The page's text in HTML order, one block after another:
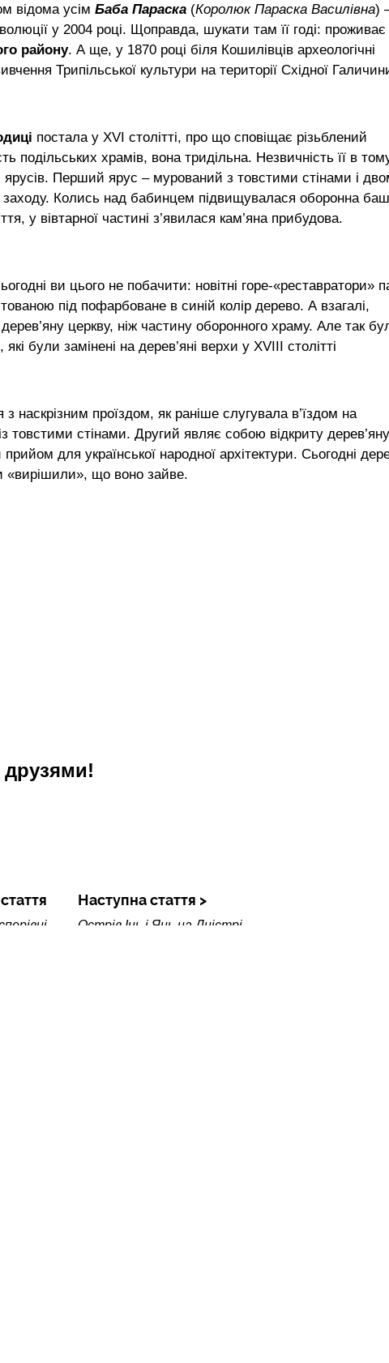
відома усім Баба Параска (Королюк Параска Василівна)
у 2004 році. Щоправда, шукати там її годі: проживає
району. А ще, у 1870 році біля Кошилівців археологічні
Трипільської культури на території Східної
постала у XVI столітті, про що сповіщає різьблений
подільських храмів, вона тридільна. Незвичність її в
Перший ярус – мурований з товстими стінами і
Колись над бабинцем підвищувалася оборонна
у вівтарної частині з’явилася кам’яна прибудова.
ви цього не побачити: новітні горе-«реставратори»
під пофарбоване в синій колір дерево. А взагалі,
церкву, ніж частину оборонного храму. Але так
були замінені на дерев’яні верхи у XVIII столітті
наскрізним проїздом, як раніше слугувала в’їздом на
товстими стінами. Другий являє собою відкриту дерев’яну
для української народної архітектури. Сьогодні
«вирішили», що воно зайве.
друзями!
Наступна стаття
Острів Інь і Янь на Дністрі